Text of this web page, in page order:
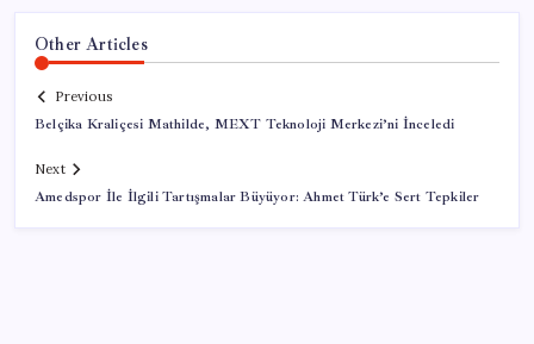
Other Articles
Previous
Belçika Kraliçesi Mathilde, MEXT Teknoloji Merkezi’ni İnceledi
Next
Amedspor İle İlgili Tartışmalar Büyüyor: Ahmet Türk’e Sert Tepkiler